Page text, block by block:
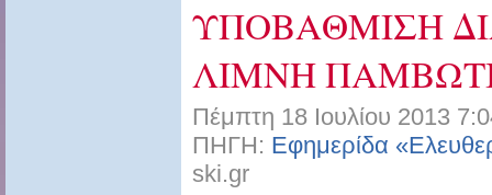
ΥΠΟΒΑΘΜΙΣΗ
ΛΙΜΝΗ
Πέμπτη 18 Ιουλίου 2013
ΠΗΓΗ: Εφημερίδα
ski.gr